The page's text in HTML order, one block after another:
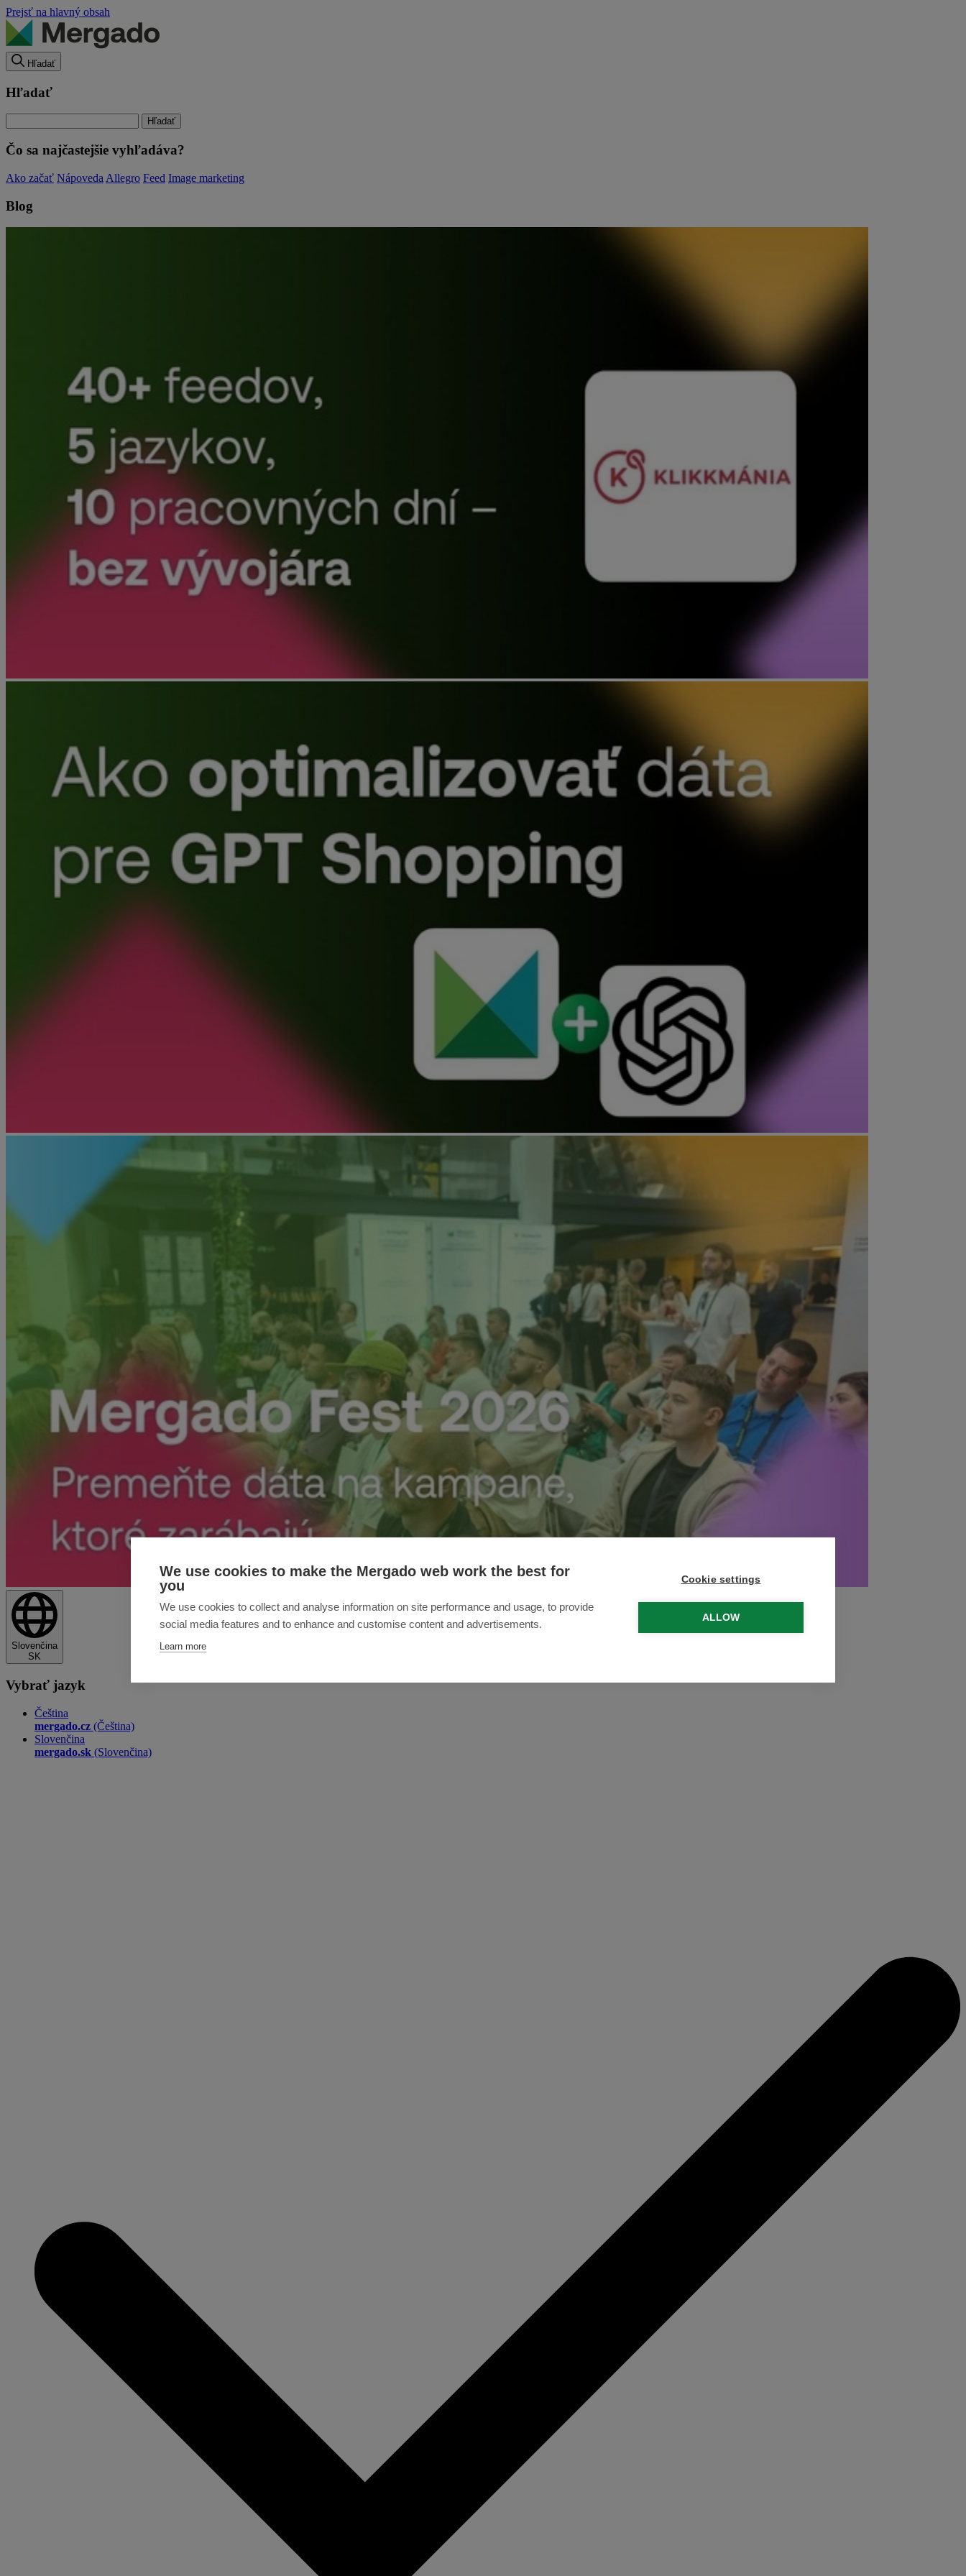
Prejsť na hlavný obsah
Hľadať
Hľadať
Čo sa najčastejšie vyhľadáva?
Ako začať Nápoveda Allegro Feed Image marketing
Blog
Slovenčina
SK
Vybrať jazyk
Čeština
mergado.cz (Čeština)
Slovenčina
mergado.sk (Slovenčina)
We use cookies to make the Mergado web work the best for
you
We use cookies to collect and analyse information on site performance and usage, to provide
social media features and to enhance and customise content and advertisements.
Learn more
Cookie settings
ALLOW